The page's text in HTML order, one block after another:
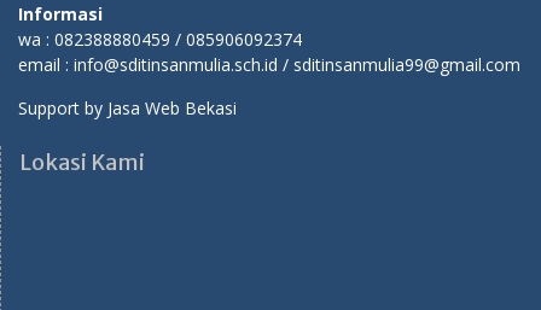
Informasi
wa : 082388880459 / 085906092374
email : info@sditinsanmulia.sch.id / sditinsanmulia99@gmail.com
Support by Jasa Web Bekasi
Lokasi Kami